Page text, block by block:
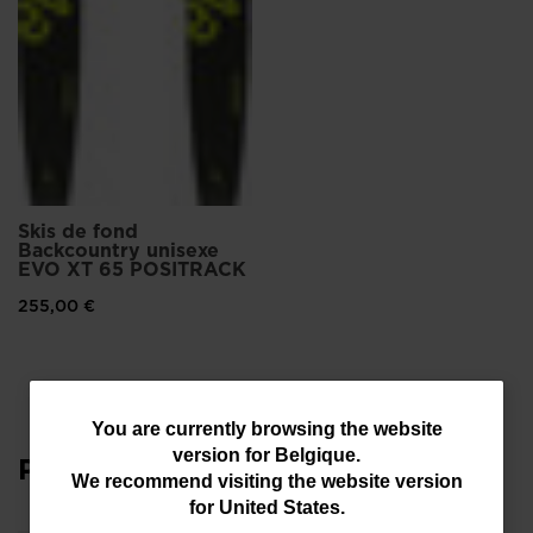
You
are
You are currently browsing the website
version for Belgique.
We recommend visiting the website version
for United States.
Skis de fond
Backcountry unisexe
EVO XT 65 POSITRACK
255,00 €
Produits complémentaires